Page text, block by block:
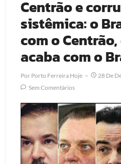
Centrão e
sistêmica: o
com o
acaba com o
Por Porto Ferreira Hoje
28 De
Sem Comentários